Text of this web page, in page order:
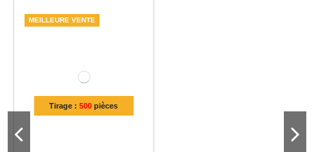
Tirage :500 pièces
MEILLEURE VENTE